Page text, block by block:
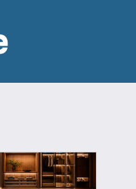
DESIGN & DECORAÇÃO